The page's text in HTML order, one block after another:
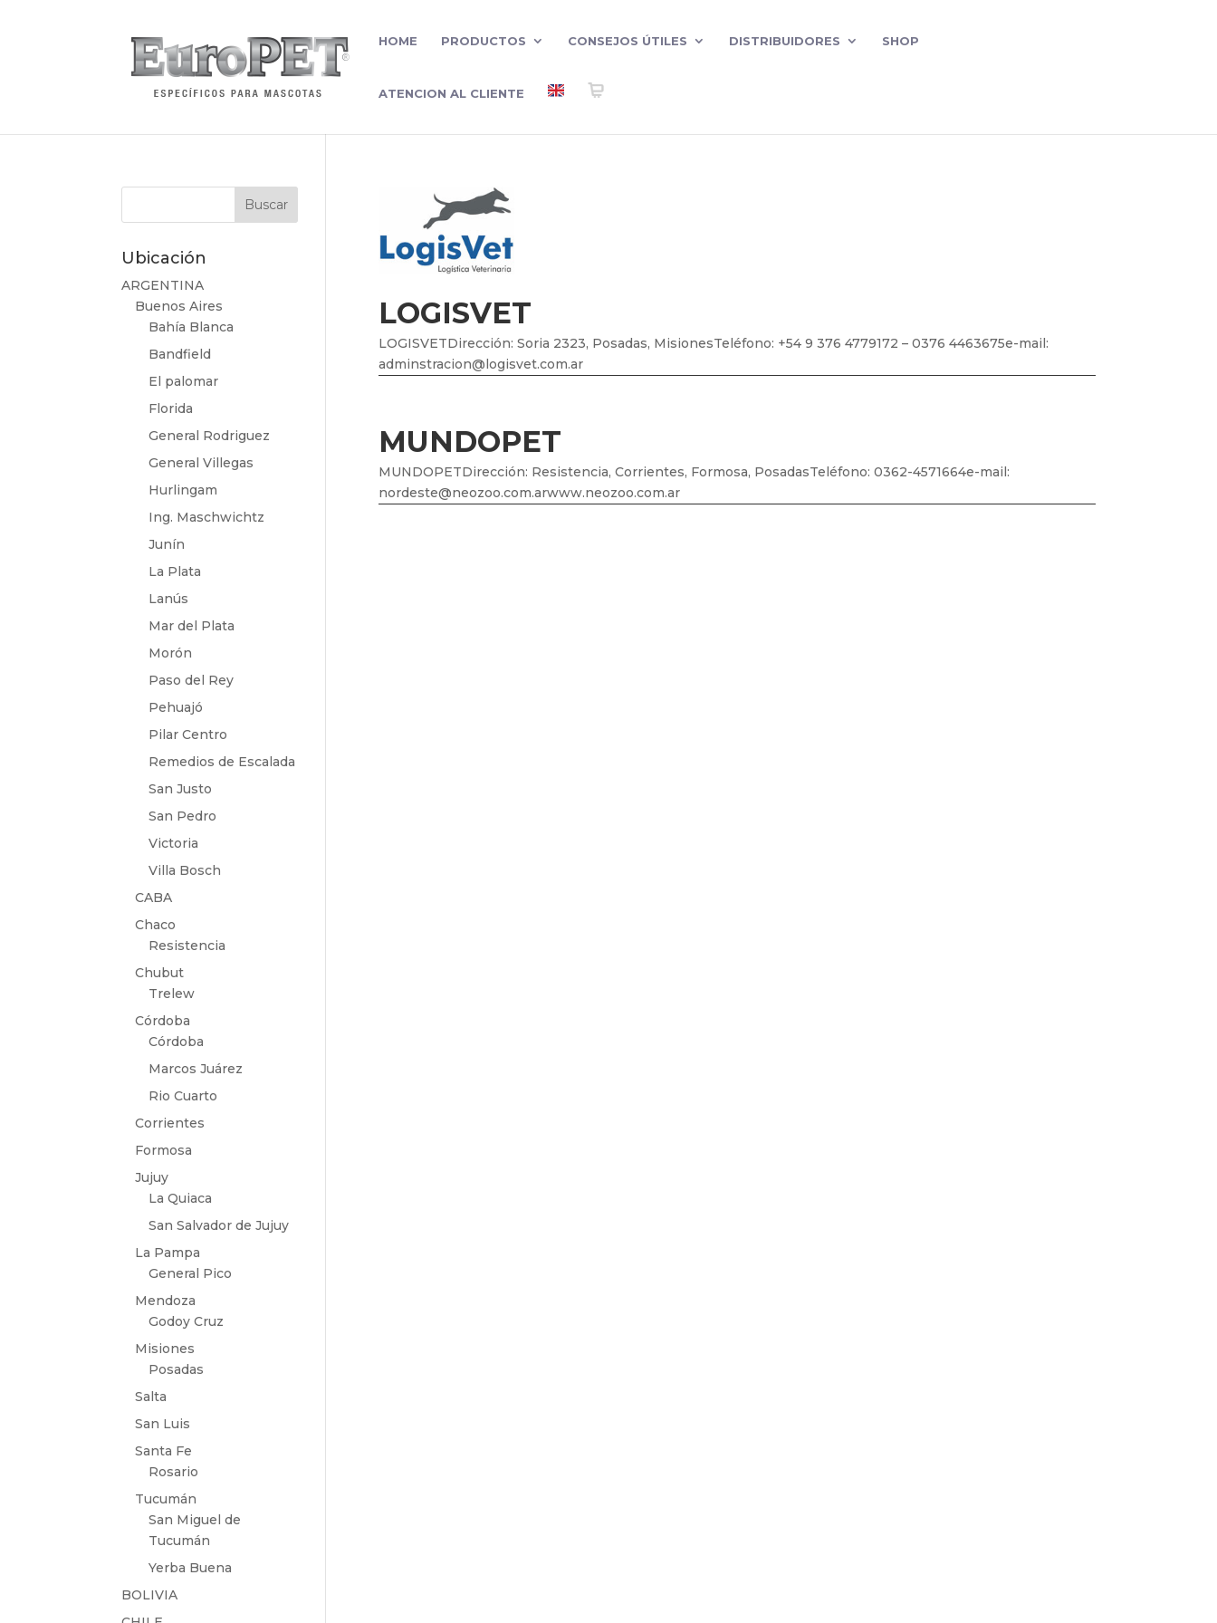
HOME PRODUCTOS CONSEJOS ÚTILES DISTRIBUIDORES SHOP
ATENCION AL CLIENTE
LOGISVET
LOGISVETDirección: Soria 2323, Posadas, MisionesTeléfono: +54 9 376 4779172 – 0376 4463675e-mail:
adminstracion@logisvet.com.ar
MUNDOPET
MUNDOPETDirección: Resistencia, Corrientes, Formosa, PosadasTeléfono: 0362-4571664e-mail:
nordeste@neozoo.com.arwww.neozoo.com.ar
Ubicación
ARGENTINA
Buenos Aires
Bahía Blanca
Bandfield
El palomar
Florida
General Rodriguez
General Villegas
Hurlingam
Ing. Maschwichtz
Junín
La Plata
Lanús
Mar del Plata
Morón
Paso del Rey
Pehuajó
Pilar Centro
Remedios de Escalada
San Justo
San Pedro
Victoria
Villa Bosch
CABA
Chaco
Resistencia
Chubut
Trelew
Córdoba
Córdoba
Marcos Juárez
Rio Cuarto
Corrientes
Formosa
Jujuy
La Quiaca
San Salvador de Jujuy
La Pampa
General Pico
Mendoza
Godoy Cruz
Misiones
Posadas
Salta
San Luis
Santa Fe
Rosario
Tucumán
San Miguel de
Tucumán
Yerba Buena
BOLIVIA